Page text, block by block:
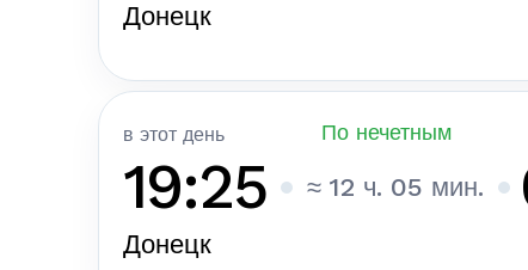
Донецк
в этот день По нечетным
19:25 ≈ 12 ч. 05 мин.
Донецк